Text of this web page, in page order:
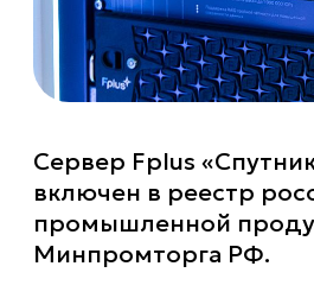
Сервер Fplus
включен в реестр
промышленной
Минпромторга РФ.